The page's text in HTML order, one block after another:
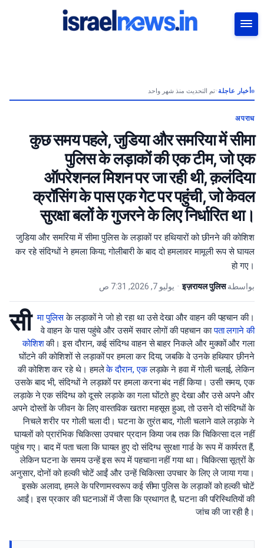
أخبار عاجلة•تم التحديث منذ شهر واحد
अपराध
कुछ समय पहले, जुडिया और समरिया में सीमा
पुलिस के लड़ाकों की एक टीम, जो एक
ऑपरेशनल मिशन पर जा रही थी, क़लंदिया
क्रॉसिंग के पास एक गेट पर पहुंची, जो केवल
सुरक्षा बलों के गुजरने के लिए निर्धारित था।
जुडिया और समरिया में सीमा पुलिस के लड़ाकों पर हथियारों को छीनने की कोशिश
कर रहे संदिग्धों ने हमला किया; गोलीबारी के बाद दो हमलावर मामूली रूप से घायल
हो गए।
بواسطةइज़रायल पुलिस
• يوليو 7, 2026, 7:31 ص
सी मा पुलिसके लड़ाकों ने जो हो रहा था उसे देखा और वाहन की पहचान की।
वे वाहन के पास पहुंचे और उसमें सवार लोगों की पहचान कापता लगाने की
कोशिशकी। इस दौरान, कई संदिग्ध वाहन से बाहर निकले और मुक्कों और गला
घोंटने की कोशिशों से लड़ाकों पर हमला कर दिया, जबकि वे उनके हथियार छीनने
की कोशिश कर रहे थे। हमलेके दौरान, एकलड़ाके ने हवा में गोली चलाई, लेकिन
उसके बाद भी, संदिग्धों ने लड़ाकों पर हमला करना बंद नहीं किया। उसी समय, एक
लड़ाके ने एक संदिग्ध को दूसरे लड़ाके का गला घोंटते हुए देखा और उसे अपने और
अपने दोस्तों के जीवन के लिए वास्तविक खतरा महसूस हुआ, तो उसने दो संदिग्धों के
निचले शरीर पर गोली चला दी। घटना के तुरंत बाद, गोली चलाने वाले लड़ाके ने
घायलों को प्रारंभिक चिकित्सा उपचार प्रदान किया जब तक कि चिकित्सा दल नहीं
पहुंच गए। बाद में पता चला कि घायल हुए दो संदिग्ध सुरक्षा गार्ड के रूप में कार्यरत हैं,
लेकिन घटना के समय उन्हें इस रूप में पहचाना नहीं गया था। चिकित्सा सूत्रों के
अनुसार, दोनों को हल्की चोटें आईं और उन्हें चिकित्सा उपचार के लिए ले जाया गया।
इसके अलावा, हमले के परिणामस्वरूप कई सीमा पुलिस के लड़ाकों को हल्की चोटें
आईं। इस प्रकार की घटनाओं में जैसा कि प्रथागत है, घटना की परिस्थितियों की
जांच की जा रही है।